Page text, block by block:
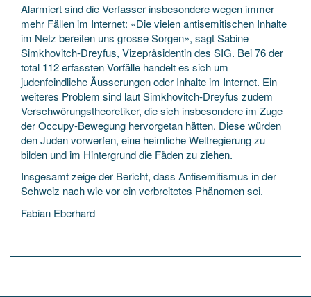
Alarmiert sind die Verfasser insbesondere wegen immer
mehr Fällen im Internet: «Die vielen antisemitischen Inhalte
im Netz bereiten uns grosse Sorgen», sagt Sabine
Simkhovitch-Dreyfus, Vizepräsidentin des SIG. Bei 76 der
total 112 erfassten Vorfälle handelt es sich um
judenfeindliche Äusserungen oder Inhalte im Internet. Ein
weiteres Problem sind laut Simkhovitch-Dreyfus zudem
Verschwörungstheoretiker, die sich insbesondere im Zuge
der Occupy-Bewegung hervorgetan hätten. Diese würden
den Juden vorwerfen, eine heimliche Weltregierung zu
bilden und im Hintergrund die Fäden zu ziehen.
Insgesamt zeige der Bericht, dass Antisemitismus in der
Schweiz nach wie vor ein verbreitetes Phänomen sei.
Fabian Eberhard